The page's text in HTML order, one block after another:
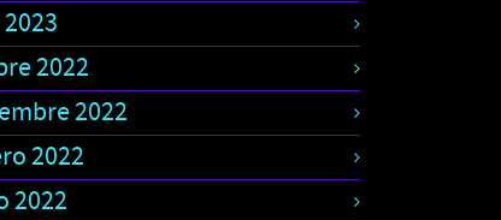
2022
2022
2022
2022